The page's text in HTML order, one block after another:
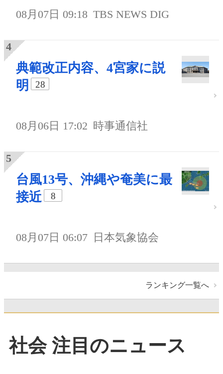
08月07日 09:18 TBS NEWS DIG
典範改正内容、4宮家に説
明
28
08月06日 17:02 時事通信社
台風13号、沖縄や奄美に最
接近
8
08月07日 06:07 日本気象協会
ランキング一覧へ
社会 注目のニュース